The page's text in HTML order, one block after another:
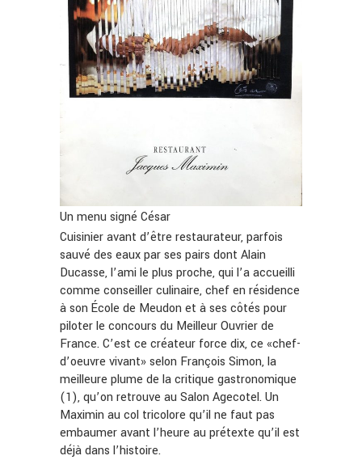
Un menu signé César
Cuisinier avant d’être restaurateur, parfois
sauvé des eaux par ses pairs dont Alain
Ducasse, l’ami le plus proche, qui l’a accueilli
comme conseiller culinaire, chef en résidence
à son École de Meudon et à ses côtés pour
piloter le concours du Meilleur Ouvrier de
France. C’est ce créateur force dix, ce «chef-
d’oeuvre vivant» selon François Simon, la
meilleure plume de la critique gastronomique
(1), qu’on retrouve au Salon Agecotel. Un
Maximin au col tricolore qu’il ne faut pas
embaumer avant l’heure au prétexte qu’il est
déjà dans l’histoire.